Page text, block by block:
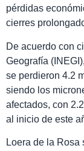
pérdidas
cierres
De acuerdo con
Geografía
se perdieron 4.2
siendo los
afectados, con
al inicio de este
Loera de la